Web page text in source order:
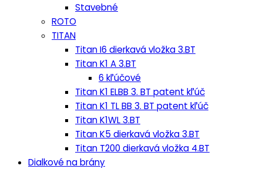
Stavebné
ROTO
TITAN
Titan I6 dierkavá vložka 3.BT
Titan K1 A 3.BT
6 kľúčové
Titan K1 ELBB 3. BT patent kľúč
Titan K1 TL BB 3. BT patent kľúč
Titan K1WL 3.BT
Titan K5 dierkavá vložka 3.BT
Titan T200 dierkavá vložka 4.BT
Dialkové na brány